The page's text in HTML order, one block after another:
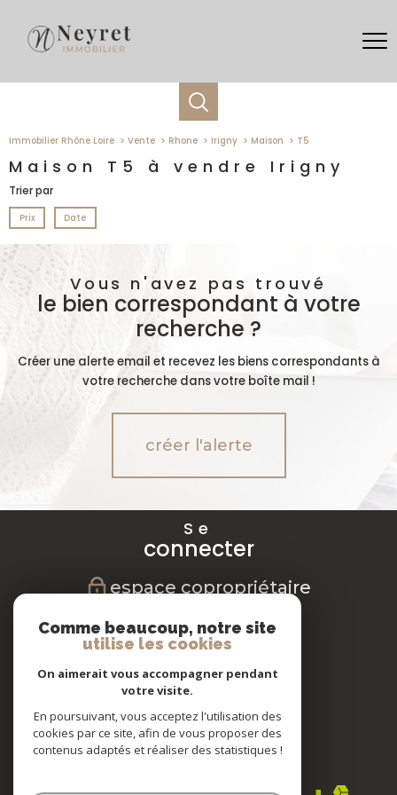
Immobilier Rhône Loire Vente Rhone Irigny Maison T5
Maison T5 à vendre Irigny
Trier par
Prix Date
Vous n'avez pas trouvé
le bien correspondant à votre
recherche ?
Créer une alerte email et recevez les biens correspondants à
votre recherche dans votre boîte mail !
créer l'alerte
Se
connecter
espace copropriétaire
Nous
suivre
Nous
adhérons
Comme beaucoup, notre site
utilise les cookies
On aimerait vous accompagner pendant
votre visite.
En poursuivant, vous acceptez l'utilisation des
cookies par ce site, afin de vous proposer des
contenus adaptés et réaliser des statistiques !